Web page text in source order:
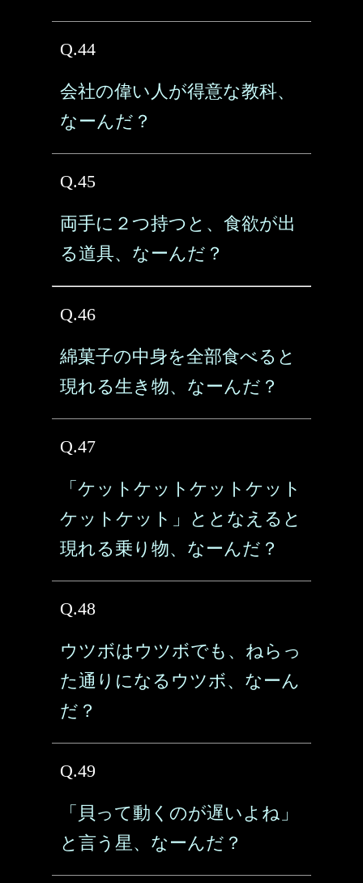
Q.44
会社の偉い人が得意な教科、
なーんだ？
Q.45
両手に２つ持つと、食欲が出
る道具、なーんだ？
Q.46
綿菓子の中身を全部食べると
現れる生き物、なーんだ？
Q.47
「ケットケットケットケット
ケットケット」ととなえると
現れる乗り物、なーんだ？
Q.48
ウツボはウツボでも、ねらっ
た通りになるウツボ、なーん
だ？
Q.49
「貝って動くのが遅いよね」
と言う星、なーんだ？